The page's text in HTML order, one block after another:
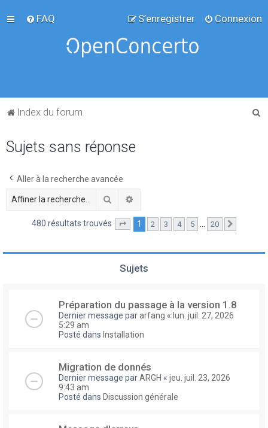
FAQ Connexion
S’enregistrer
Index du forum
Sujets sans réponse
Aller à la recherche avancée
Rechercher
480 résultats trouvés Page sur20
1 2 3 4 5 … 20
Sujets
Préparation du passage à la version 1.8
Dernier message pararfang « lun. juil. 27, 2026
5:29 am
Posté dans Installation
Migration de donnés
Dernier message parARGH « jeu. juil. 23, 2026
9:43 am
Posté dans Discussion générale